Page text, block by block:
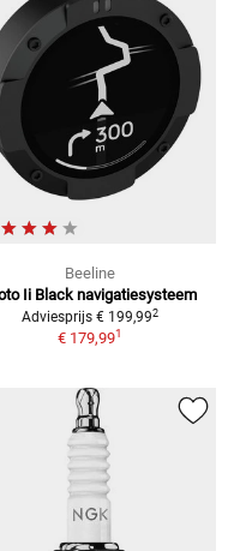
Beeline
Ii Black navigatiesysteem
Adviesprijs € 199,992
€ 179,991